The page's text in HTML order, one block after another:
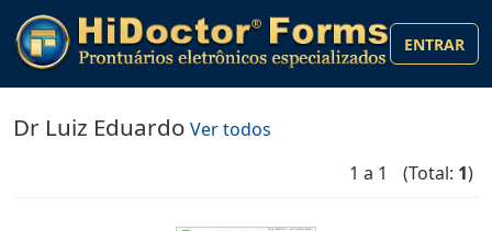
ENTRAR
Dr Luiz Eduardo Ver todos
1 a 1
(Total: 1)